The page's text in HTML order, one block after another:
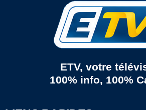
ETV, votre
100% info, 100%